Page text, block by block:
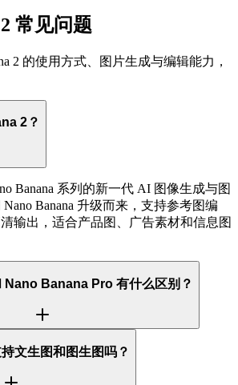
常见问题
2 的使用方式、图片生成与编辑能力，
2？
Banana 系列的新一代 AI 图像生成与图
Banana 升级而来，支持参考图编
输出，适合产品图、广告素材和信息图
Nano Banana Pro 有什么区别？
文生图和图生图吗？